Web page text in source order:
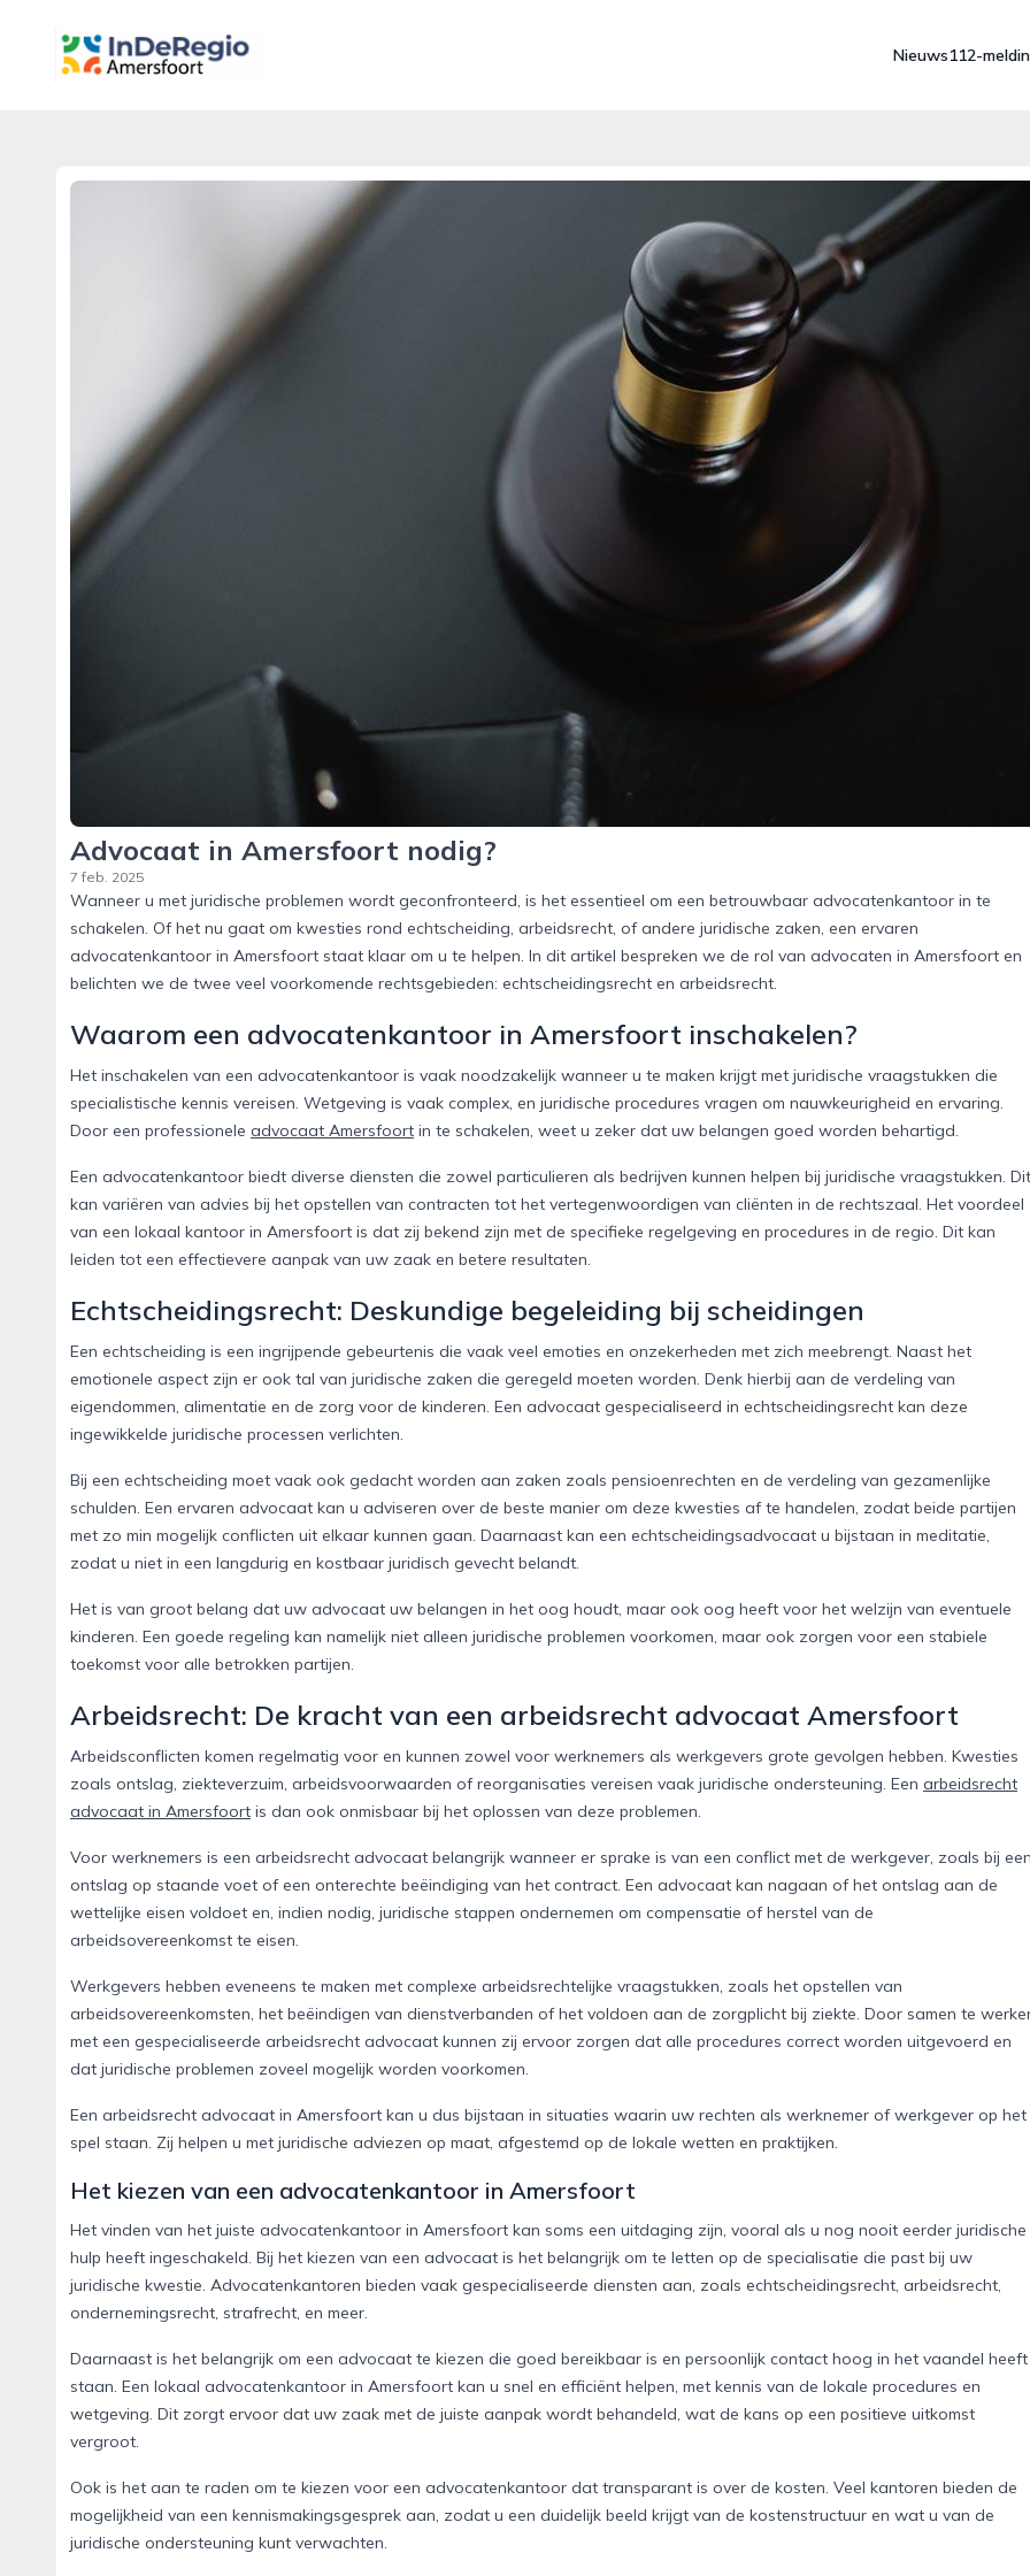
inderegioamersfoort.nl
Nieuws112-
Advocaat in Amersfoort nodig?
7 feb. 2025
Wanneer u met juridische problemen wordt geconfronteerd, is het essentieel om een betrouwbaar advocatenkantoor in te
schakelen. Of het nu gaat om kwesties rond echtscheiding, arbeidsrecht, of andere juridische zaken, een ervaren
advocatenkantoor in Amersfoort staat klaar om u te helpen. In dit artikel bespreken we de rol van advocaten in Amersfoort en
belichten we de twee veel voorkomende rechtsgebieden: echtscheidingsrecht en arbeidsrecht.
Waarom een advocatenkantoor in Amersfoort inschakelen?
Het inschakelen van een advocatenkantoor is vaak noodzakelijk wanneer u te maken krijgt met juridische vraagstukken die
specialistische kennis vereisen. Wetgeving is vaak complex, en juridische procedures vragen om nauwkeurigheid en ervaring.
Door een professionele advocaat Amersfoort in te schakelen, weet u zeker dat uw belangen goed worden behartigd.
Een advocatenkantoor biedt diverse diensten die zowel particulieren als bedrijven kunnen helpen bij juridische vraagstukken. Dit
kan variëren van advies bij het opstellen van contracten tot het vertegenwoordigen van cliënten in de rechtszaal. Het voordeel
van een lokaal kantoor in Amersfoort is dat zij bekend zijn met de specifieke regelgeving en procedures in de regio. Dit kan
leiden tot een effectievere aanpak van uw zaak en betere resultaten.
Echtscheidingsrecht: Deskundige begeleiding bij scheidingen
Een echtscheiding is een ingrijpende gebeurtenis die vaak veel emoties en onzekerheden met zich meebrengt. Naast het
emotionele aspect zijn er ook tal van juridische zaken die geregeld moeten worden. Denk hierbij aan de verdeling van
eigendommen, alimentatie en de zorg voor de kinderen. Een advocaat gespecialiseerd in echtscheidingsrecht kan deze
ingewikkelde juridische processen verlichten.
Bij een echtscheiding moet vaak ook gedacht worden aan zaken zoals pensioenrechten en de verdeling van gezamenlijke
schulden. Een ervaren advocaat kan u adviseren over de beste manier om deze kwesties af te handelen, zodat beide partijen
met zo min mogelijk conflicten uit elkaar kunnen gaan. Daarnaast kan een echtscheidingsadvocaat u bijstaan in meditatie,
zodat u niet in een langdurig en kostbaar juridisch gevecht belandt.
Het is van groot belang dat uw advocaat uw belangen in het oog houdt, maar ook oog heeft voor het welzijn van eventuele
kinderen. Een goede regeling kan namelijk niet alleen juridische problemen voorkomen, maar ook zorgen voor een stabiele
toekomst voor alle betrokken partijen.
Arbeidsrecht: De kracht van een arbeidsrecht advocaat Amersfoort
Arbeidsconflicten komen regelmatig voor en kunnen zowel voor werknemers als werkgevers grote gevolgen hebben. Kwesties
zoals ontslag, ziekteverzuim, arbeidsvoorwaarden of reorganisaties vereisen vaak juridische ondersteuning. Een arbeidsrecht
advocaat in Amersfoort is dan ook onmisbaar bij het oplossen van deze problemen.
Voor werknemers is een arbeidsrecht advocaat belangrijk wanneer er sprake is van een conflict met de werkgever, zoals bij
ontslag op staande voet of een onterechte beëindiging van het contract. Een advocaat kan nagaan of het ontslag aan de
wettelijke eisen voldoet en, indien nodig, juridische stappen ondernemen om compensatie of herstel van de
arbeidsovereenkomst te eisen.
Werkgevers hebben eveneens te maken met complexe arbeidsrechtelijke vraagstukken, zoals het opstellen van
arbeidsovereenkomsten, het beëindigen van dienstverbanden of het voldoen aan de zorgplicht bij ziekte. Door samen te
met een gespecialiseerde arbeidsrecht advocaat kunnen zij ervoor zorgen dat alle procedures correct worden uitgevoerd en
dat juridische problemen zoveel mogelijk worden voorkomen.
Een arbeidsrecht advocaat in Amersfoort kan u dus bijstaan in situaties waarin uw rechten als werknemer of werkgever op het
spel staan. Zij helpen u met juridische adviezen op maat, afgestemd op de lokale wetten en praktijken.
Het kiezen van een advocatenkantoor in Amersfoort
Het vinden van het juiste advocatenkantoor in Amersfoort kan soms een uitdaging zijn, vooral als u nog nooit eerder juridische
hulp heeft ingeschakeld. Bij het kiezen van een advocaat is het belangrijk om te letten op de specialisatie die past bij uw
juridische kwestie. Advocatenkantoren bieden vaak gespecialiseerde diensten aan, zoals echtscheidingsrecht, arbeidsrecht,
ondernemingsrecht, strafrecht, en meer.
Daarnaast is het belangrijk om een advocaat te kiezen die goed bereikbaar is en persoonlijk contact hoog in het vaandel heeft
staan. Een lokaal advocatenkantoor in Amersfoort kan u snel en efficiënt helpen, met kennis van de lokale procedures en
wetgeving. Dit zorgt ervoor dat uw zaak met de juiste aanpak wordt behandeld, wat de kans op een positieve uitkomst
vergroot.
Ook is het aan te raden om te kiezen voor een advocatenkantoor dat transparant is over de kosten. Veel kantoren bieden de
mogelijkheid van een kennismakingsgesprek aan, zodat u een duidelijk beeld krijgt van de kostenstructuur en wat u van de
juridische ondersteuning kunt verwachten.